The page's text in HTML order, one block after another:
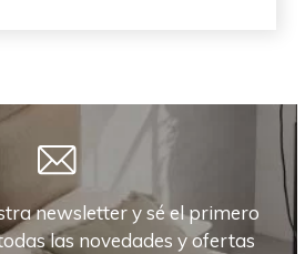
newsletter y sé el primero
las novedades y ofertas